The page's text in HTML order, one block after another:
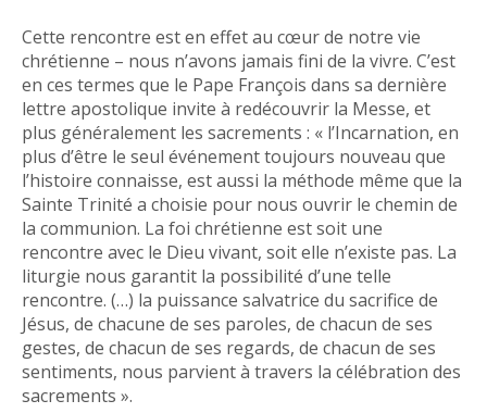
Cette rencontre est en effet au cœur de notre vie
chrétienne – nous n’avons jamais fini de la vivre. C’est
en ces termes que le Pape François dans sa dernière
lettre apostolique invite à redécouvrir la Messe, et
plus généralement les sacrements : « l’Incarnation, en
plus d’être le seul événement toujours nouveau que
l’histoire connaisse, est aussi la méthode même que la
Sainte Trinité a choisie pour nous ouvrir le chemin de
la communion. La foi chrétienne est soit une
rencontre avec le Dieu vivant, soit elle n’existe pas. La
liturgie nous garantit la possibilité d’une telle
rencontre. (…) la puissance salvatrice du sacrifice de
Jésus, de chacune de ses paroles, de chacun de ses
gestes, de chacun de ses regards, de chacun de ses
sentiments, nous parvient à travers la célébration des
sacrements ».